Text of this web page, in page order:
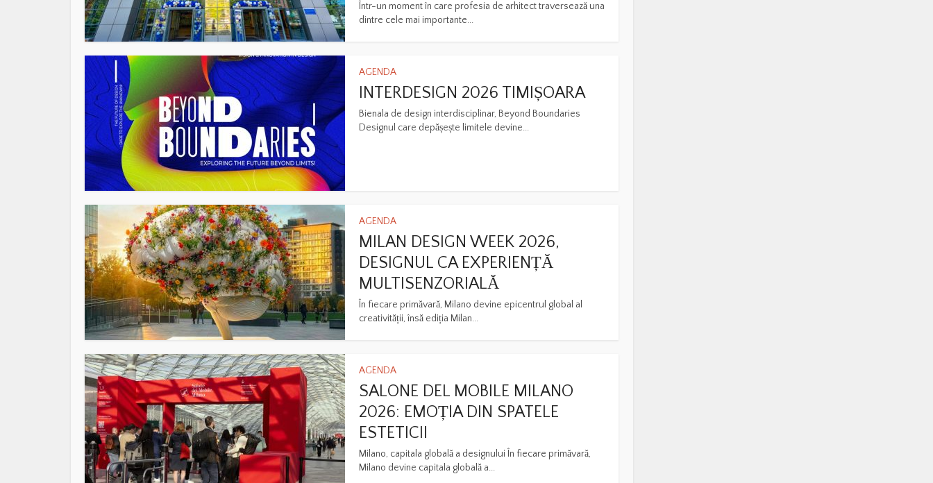
Într-un moment în care profesia de arhitect traversează una
dintre cele mai importante...
AGENDA
INTERDESIGN 2026 TIMIȘOARA
Bienala de design interdisciplinar, Beyond Boundaries
Designul care depășește limitele devine...
AGENDA
MILAN DESIGN WEEK 2026,
DESIGNUL CA EXPERIENȚĂ
MULTISENZORIALĂ
În fiecare primăvară, Milano devine epicentrul global al
creativității, însă ediția Milan...
AGENDA
SALONE DEL MOBILE MILANO
2026: EMOȚIA DIN SPATELE
ESTETICII
Milano, capitala globală a designului În fiecare primăvară,
Milano devine capitala globală a...